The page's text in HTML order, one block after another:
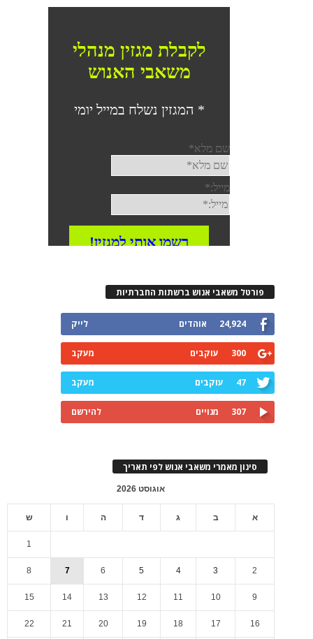
פורטל משאבי אנוש ברשתות החברתיות
24,924 אוהדים לייק
300 עוקבים מעקב
47 עוקבים מעקב
307 מנויים להירשם
סינון מאמרי משאבי אנוש לפי תאריך
אוגוסט 2026
א ב ג ד ה ו ש
1
2
3
4
5
6
7
8
9
10
11
12
13
14
15
16
17
18
19
20
21
22